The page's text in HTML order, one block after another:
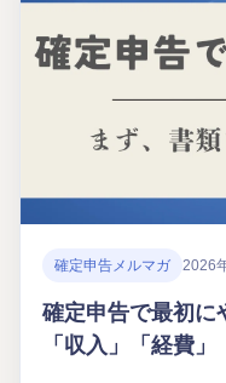
確定申告メルマガ 2026
確定申告で最初に
「収入」「経費